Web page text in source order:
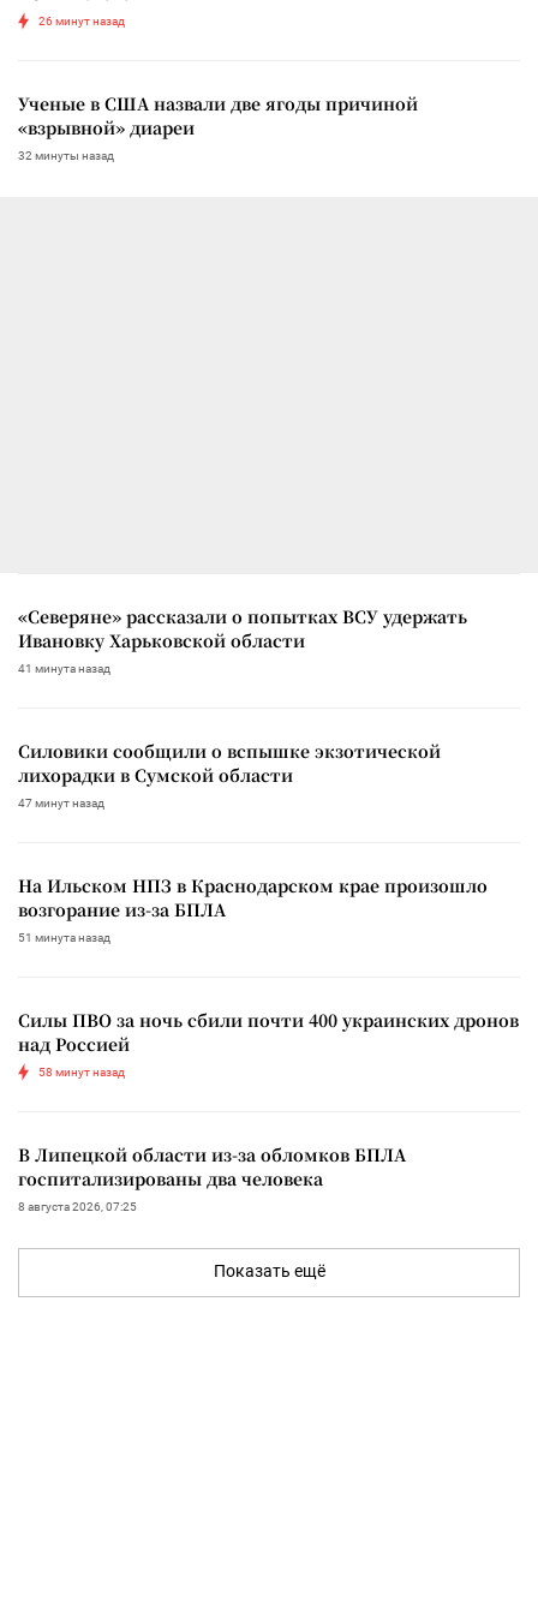
26 минут назад
Ученые в США назвали две ягоды причиной
«взрывной» диареи
32 минуты назад
«Северяне» рассказали о попытках ВСУ удержать
Ивановку Харьковской области
41 минута назад
Силовики сообщили о вспышке экзотической
лихорадки в Сумской области
47 минут назад
На Ильском НПЗ в Краснодарском крае произошло
возгорание из-за БПЛА
51 минута назад
Силы ПВО за ночь сбили почти 400 украинских дронов
над Россией
58 минут назад
В Липецкой области из-за обломков БПЛА
госпитализированы два человека
8 августа 2026, 07:25
Показать ещё